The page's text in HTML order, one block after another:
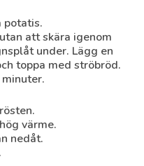
potatis.
att skära igenom
under. Lägg en
toppa med ströbröd.
värme.
nedåt.